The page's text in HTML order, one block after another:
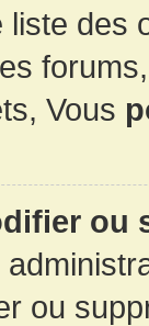
liste des
Vous
ou
ou